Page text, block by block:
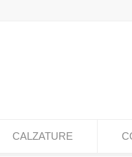
CALZATURE